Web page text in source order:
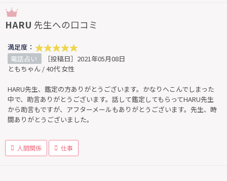
HARU 先生への口コミ
満足度：
電話占い
［投稿日］2021年05月08日
ともちゃん / 40代 女性
HARU先生、鑑定の方ありがとうございます。かなりへこんでしまった
中で、助言ありがとうございます。話して鑑定してもらってHARU先生
から助言もですが、アフターメールもありがとうございます。先生、時
間ありがとうございました。
人間関係 仕事